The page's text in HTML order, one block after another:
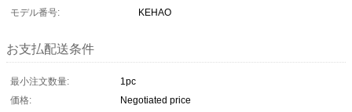
モデル番号:
KEHAO
お支払配送条件
最小注文数量:
1pc
価格:
Negotiated price